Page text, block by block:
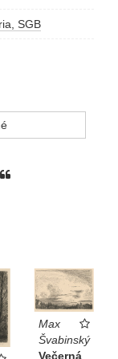
SGB
Max
Švabinský
Večerná